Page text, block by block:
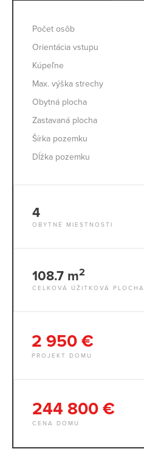
Počet osôb
Orientácia vstupu
Kúpeľne
Max. výška strechy
Obytná plocha
Zastavaná plocha
Šírka pozemku
Dĺžka pozemku
4
OBYTNÉ MIESTNOSTI
108.7 m2
CELKOVÁ ÚŽITKOVÁ PLOCHA
2 950 €
PROJEKT DOMU
244 800 €
CENA DOMU